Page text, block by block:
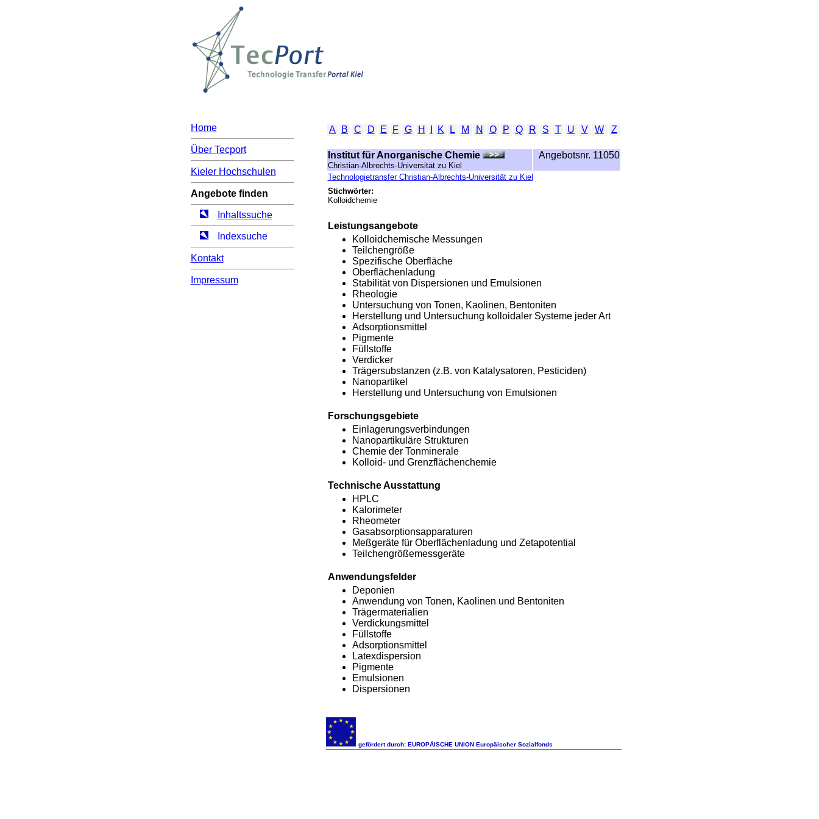
Home
Über Tecport
Kieler Hochschulen
Angebote finden
Inhaltssuche
Indexsuche
Kontakt
Impressum
A B C D E F G H K L M N O P Q R S T U V W Z
Institut für Anorganische Chemie
Christian-Albrechts-Universität zu Kiel
Angebotsnr. 11050
Technologietransfer Christian-Albrechts-Universität zu Kiel
Stichwörter:
Kolloidchemie
Leistungsangebote
Kolloidchemische Messungen
Teilchengröße
Spezifische Oberfläche
Oberflächenladung
Stabilität von Dispersionen und Emulsionen
Rheologie
Untersuchung von Tonen, Kaolinen, Bentoniten
Herstellung und Untersuchung kolloidaler Systeme jeder Art
Adsorptionsmittel
Pigmente
Füllstoffe
Verdicker
Trägersubstanzen (z.B. von Katalysatoren, Pesticiden)
Nanopartikel
Herstellung und Untersuchung von Emulsionen
Forschungsgebiete
Einlagerungsverbindungen
Nanopartikuläre Strukturen
Chemie der Tonminerale
Kolloid- und Grenzflächenchemie
Technische Ausstattung
HPLC
Kalorimeter
Rheometer
Gasabsorptionsapparaturen
Meßgeräte für Oberflächenladung und Zetapotential
Teilchengrößemessgeräte
Anwendungsfelder
Deponien
Anwendung von Tonen, Kaolinen und Bentoniten
Trägermaterialien
Verdickungsmittel
Füllstoffe
Adsorptionsmittel
Latexdispersion
Pigmente
Emulsionen
Dispersionen
gefördert durch: EUROPÄISCHE UNION Europäischer Sozialfonds